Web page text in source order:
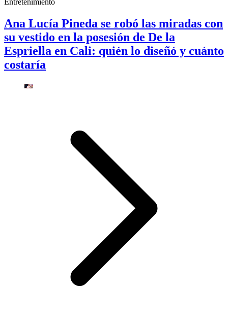
Ana Lucía Pineda se robó las miradas con
su vestido en la posesión de De la
Espriella en Cali: quién lo diseñó y cuánto
costaría